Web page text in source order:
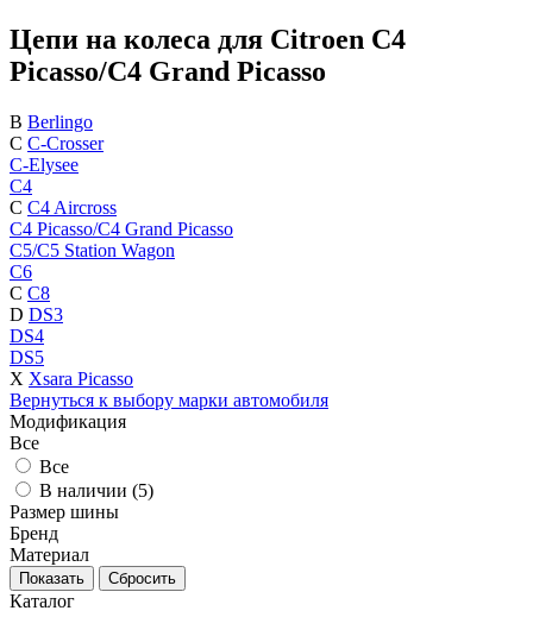
Цепи на колеса для Citroen C4
Picasso/C4 Grand Picasso
B Berlingo
C C-Crosser
C-Elysee
C4
C C4 Aircross
C4 Picasso/C4 Grand Picasso
C5/C5 Station Wagon
C6
C C8
D DS3
DS4
DS5
X Xsara Picasso
Вернуться к выбору марки автомобиля
Модификация
Все
Все
В наличии (5)
Размер шины
Бренд
Материал
Каталог